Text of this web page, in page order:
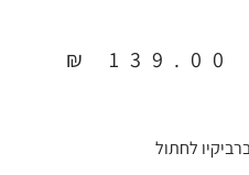
₪ 139.00